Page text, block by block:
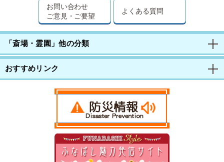
お問い合わせ
ご意見・ご要望
よくある質問
「斎場・霊園」他の分類
おすすめリンク